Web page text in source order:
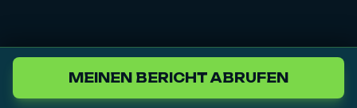
MEINEN BERICHT ABRUFEN